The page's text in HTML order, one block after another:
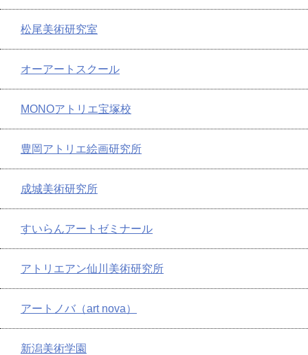
松尾美術研究室
オーアートスクール
MONOアトリエ宝塚校
豊岡アトリエ絵画研究所
成城美術研究所
すいらんアートゼミナール
アトリエアン仙川美術研究所
アートノバ（art nova）
新潟美術学園